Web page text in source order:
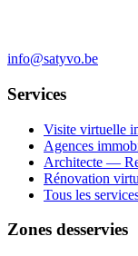
info@satyvo.be
Services
Visite virtuelle
Agences
Architecte —
Rénovation
Tous les
Zones desservies